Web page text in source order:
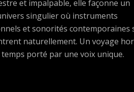
et impalpable, elle façonne un
singulier où instruments
et sonorités contemporaines
naturellement. Un voyage
porté par une voix unique.